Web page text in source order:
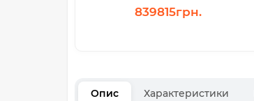
839815грн.
Опис Характеристики